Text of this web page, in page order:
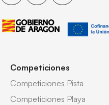
Competiciones
Competiciones Pista
Competiciones Playa